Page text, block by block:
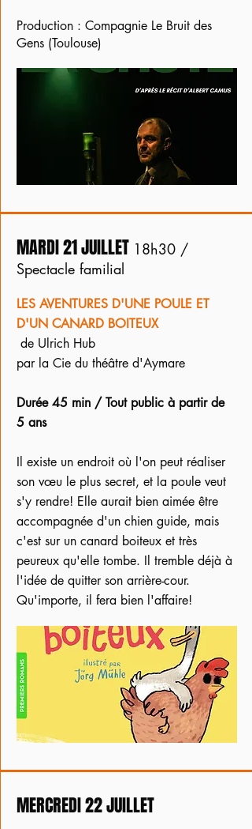
Production : Compagnie Le Bruit des
Gens (Toulouse)
MARDI 21 JUILLET 18h30 /
Spectacle familial
LES AVENTURES D'UNE POULE ET
D'UN CANARD BOITEUX
de Ulrich Hub
par la Cie du théâtre d'Aymare
Durée 45 min / Tout public à partir de
5 ans
Il existe un endroit où l'on peut réaliser
son vœu le plus secret, et la poule veut
s'y rendre! Elle aurait bien aimée être
accompagnée d'un chien guide, mais
c'est sur un canard boiteux et très
peureux qu'elle tombe. Il tremble déjà à
l'idée de quitter son arrière-cour.
Qu'importe, il fera bien l'affaire!
MERCREDI 22 JUILLET